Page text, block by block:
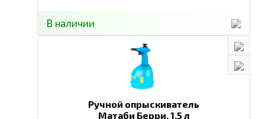
В наличии
Ручной опрыскиватель
Матаби Берри,1.5 л